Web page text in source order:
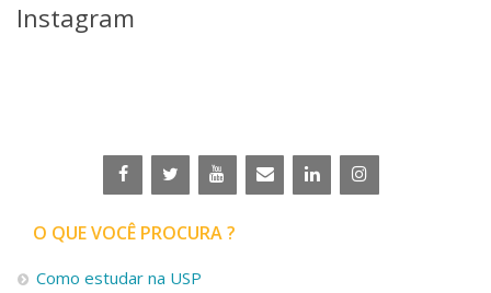
Graduação
Linhas de Pesquisa
Centros, Núcleos e Projetos em Rede
Iniciação Científica
Empresas Juniores
Instagram
O QUE VOCÊ PROCURA ?
Como estudar na USP